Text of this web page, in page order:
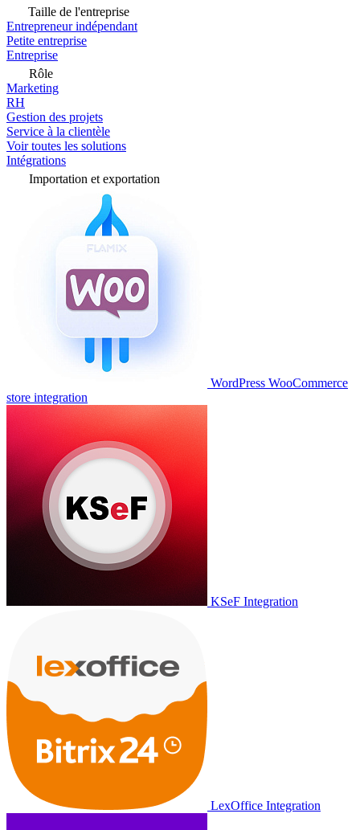
Taille de l'entreprise
Entrepreneur indépendant
Petite entreprise
Entreprise
Rôle
Marketing
RH
Gestion des projets
Service à la clientèle
Voir toutes les solutions
Intégrations
Importation et exportation
WordPress WooCommerce
store integration
KSeF Integration
LexOffice Integration